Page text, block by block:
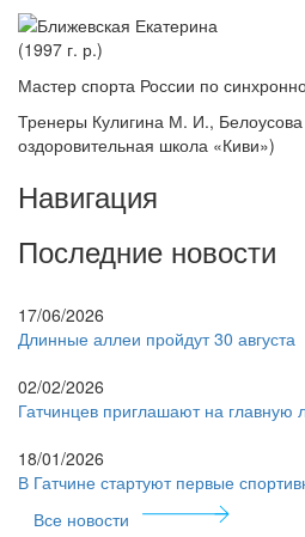
(1997 г. р.)
Мастер спорта России по
Тренеры Кулигина М. И.,
оздоровительная школа «Киви»)
Навигация
Последние новости
17/06/2026
Длинные аллеи пройдут 30 августа
02/02/2026
Гатчинцев приглашают на главную
18/01/2026
В Гатчине стартуют первые
Все новости